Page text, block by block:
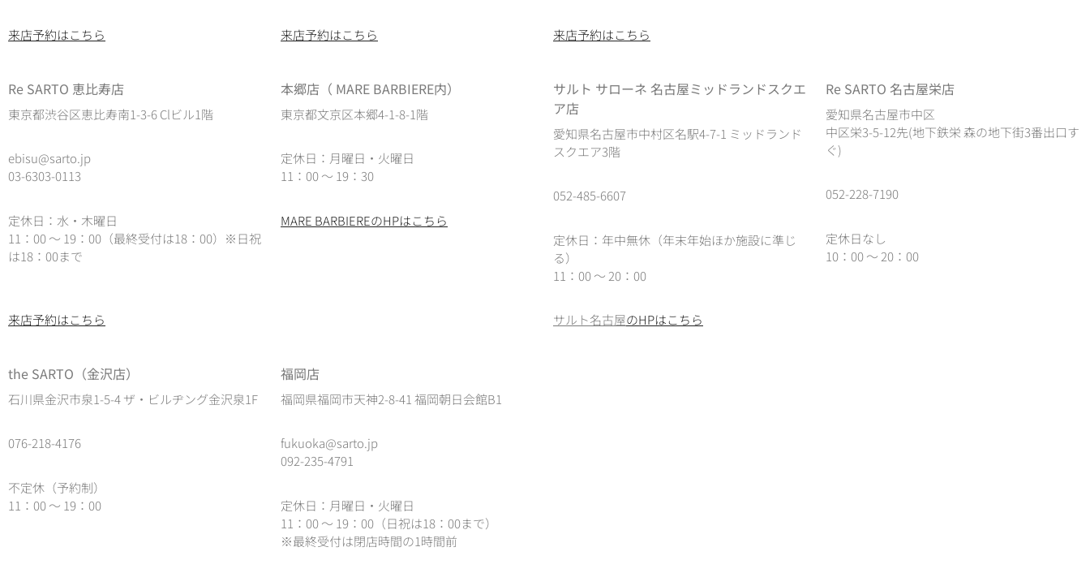
来店予約はこちら 来店予約はこちら 来店予約はこちら
Re SARTO 恵比寿店
東京都渋谷区恵比寿南1-3-6 Clビル1階
ebisu@sarto.jp
03-6303-0113
定休日：水・木曜日
11：00 ～ 19：00（最終受付は18：00） ※日祝
は18：00まで
本郷店（ MARE BARBIERE内）
東京都文京区本郷4-1-8-1階
定休日：月曜日・火曜日
11：00 ～ 19：30
MARE BARBIEREのHPはこちら
サルト サローネ 名古屋ミッドランドスクエ
ア店
愛知県名古屋市中村区名駅4-7-1 ミッドランド
スクエア3階
052-485-6607
定休日：年中無休（年末年始ほか施設に準じ
る）
11：00 ～ 20：00
Re SARTO 名古屋栄店
愛知県名古屋市中区
中区栄3-5-12先(地下鉄栄 森の地下街3番出口す
ぐ)
052-228-7190
定休日なし
10：00 ～ 20：00
来店予約はこちら サルト名古屋のHPはこちら
the SARTO（金沢店）
石川県金沢市泉1-5-4 ザ・ビルヂング金沢泉1F
076-218-4176
不定休（予約制）
11：00 ～ 19：00
福岡店
福岡県福岡市天神2-8-41 福岡朝日会館B1
fukuoka@sarto.jp
092-235-4791
定休日：月曜日・火曜日
11：00 ～ 19：00（日祝は18：00まで）
※最終受付は閉店時間の1時間前